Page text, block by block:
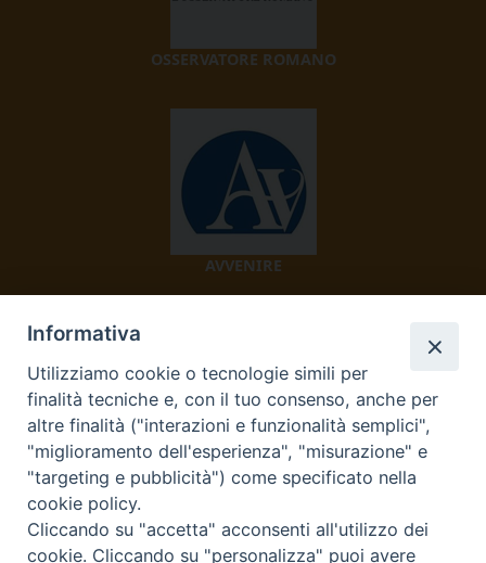
OSSERVATORE ROMANO
AVVENIRE
TV 2000
Informativa
Utilizziamo cookie o tecnologie simili per
finalità tecniche e, con il tuo consenso, anche per
altre finalità ("interazioni e funzionalità semplici",
"miglioramento dell'esperienza", "misurazione" e
"targeting e pubblicità") come specificato nella
cookie policy.
Cliccando su "accetta" acconsenti all'utilizzo dei
cookie. Cliccando su "personalizza" puoi avere